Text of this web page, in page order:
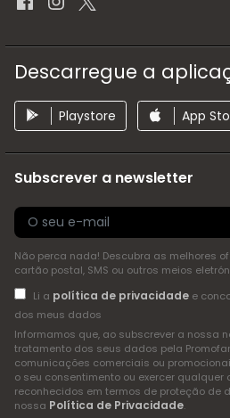
Descarregue a
Playstore App
Subscrever a newsletter
Não perca nada! Descubra as melhores
cartão postal, SMS ou outros meios
Li a política de privacidadee
dos meus dados
Informamos que, ao subscrever a nossa
tratamento dos seus dados pela
comunicações comerciais ou
o seu consentimento ou exercer qualquer
reconhecidos em termos de proteção de
nossa Política de Privacidade.